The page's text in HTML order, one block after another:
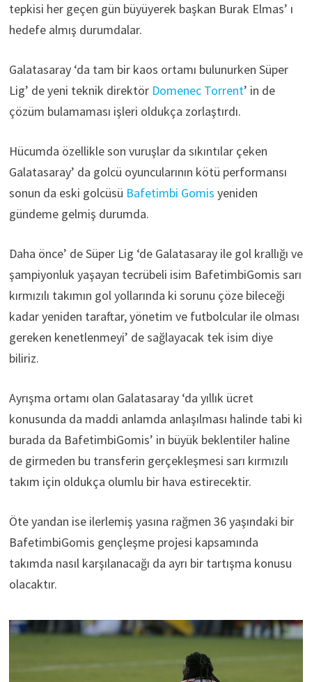
tepkisi her geçen gün büyüyerek başkan Burak Elmas’ ı
hedefe almış durumdalar.
Galatasaray ‘da tam bir kaos ortamı bulunurken Süper
Lig’ de yeni teknik direktör Domenec Torrent’ in de
çözüm bulamaması işleri oldukça zorlaştırdı.
Hücumda özellikle son vuruşlar da sıkıntılar çeken
Galatasaray’ da golcü oyuncularının kötü performansı
sonun da eski golcüsü Bafetimbi Gomis yeniden
gündeme gelmiş durumda.
Daha önce’ de Süper Lig ‘de Galatasaray ile gol krallığı ve
şampiyonluk yaşayan tecrübeli isim BafetimbiGomis sarı
kırmızılı takımın gol yollarında ki sorunu çöze bileceği
kadar yeniden taraftar, yönetim ve futbolcular ile olması
gereken kenetlenmeyi’ de sağlayacak tek isim diye
biliriz.
Ayrışma ortamı olan Galatasaray ‘da yıllık ücret
konusunda da maddi anlamda anlaşılması halinde tabi ki
burada da BafetimbiGomis’ in büyük beklentiler haline
de girmeden bu transferin gerçekleşmesi sarı kırmızılı
takım için oldukça olumlu bir hava estirecektir.
Öte yandan ise ilerlemiş yasına rağmen 36 yaşındaki bir
BafetimbiGomis gençleşme projesi kapsamında
takımda nasıl karşılanacağı da ayrı bir tartışma konusu
olacaktır.